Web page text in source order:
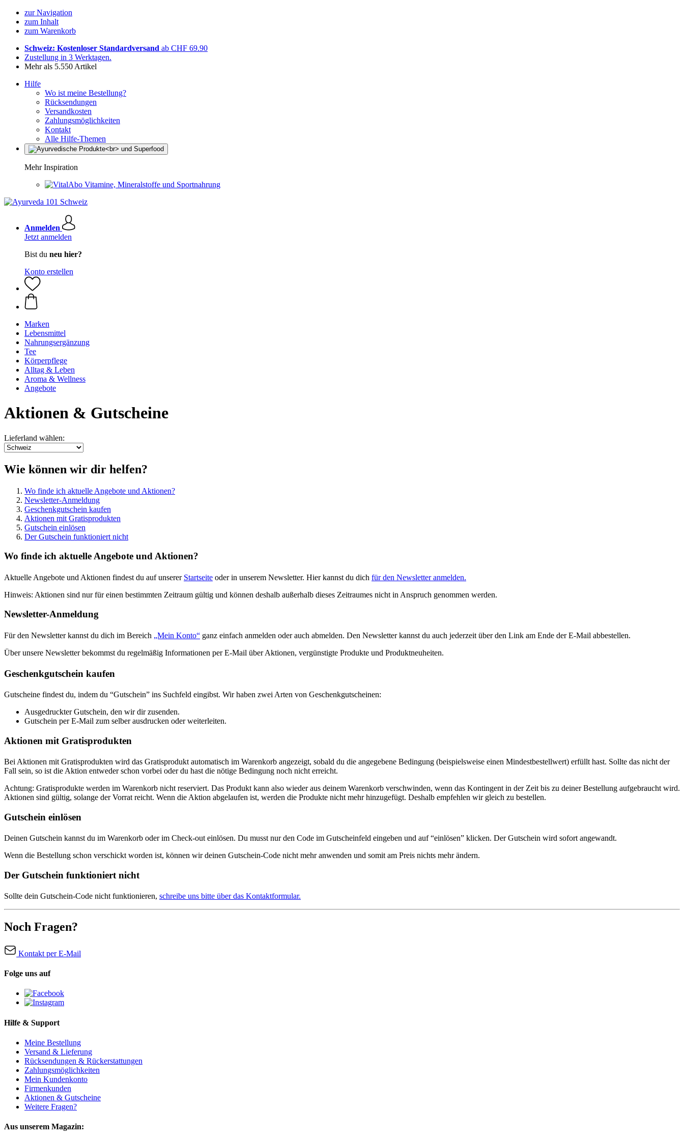
zur Navigation
zum Inhalt
zum Warenkorb
Schweiz: Kostenloser Standardversand ab CHF 69.90
Zustellung in 3 Werktagen.
Mehr als 5.550 Artikel
Hilfe
Wo ist meine Bestellung?
Rücksendungen
Versandkosten
Zahlungsmöglichkeiten
Kontakt
Alle Hilfe-Themen
Mehr Inspiration
Vitamine, Mineralstoffe und Sportnahrung
Anmelden
Jetzt anmelden
Bist du neu hier?
Konto erstellen
Marken
Lebensmittel
Nahrungsergänzung
Tee
Körperpflege
Alltag & Leben
Aroma & Wellness
Angebote
Aktionen & Gutscheine
Lieferland wählen:
Wie können wir dir helfen?
Wo finde ich aktuelle Angebote und Aktionen?
Newsletter-Anmeldung
Geschenkgutschein kaufen
Aktionen mit Gratisprodukten
Gutschein einlösen
Der Gutschein funktioniert nicht
Wo finde ich aktuelle Angebote und Aktionen?
Aktuelle Angebote und Aktionen findest du auf unserer Startseite oder in unserem Newsletter. Hier kannst du dich für den Newsletter anmelden.
Hinweis: Aktionen sind nur für einen bestimmten Zeitraum gültig und können deshalb außerhalb dieses Zeitraumes nicht in Anspruch genommen werden.
Newsletter-Anmeldung
Für den Newsletter kannst du dich im Bereich „Mein Konto“ ganz einfach anmelden oder auch abmelden. Den Newsletter kannst du auch jederzeit über den Link am Ende der E-Mail abbestellen.
Über unsere Newsletter bekommst du regelmäßig Informationen per E-Mail über Aktionen, vergünstigte Produkte und Produktneuheiten.
Geschenkgutschein kaufen
Gutscheine findest du, indem du “Gutschein” ins Suchfeld eingibst. Wir haben zwei Arten von Geschenkgutscheinen:
Ausgedruckter Gutschein, den wir dir zusenden.
Gutschein per E-Mail zum selber ausdrucken oder weiterleiten.
Aktionen mit Gratisprodukten
Bei Aktionen mit Gratisprodukten wird das Gratisprodukt automatisch im Warenkorb angezeigt, sobald du die angegebene Bedingung (beispielsweise einen Mindestbestellwert) erfüllt hast. Sollte das nicht der
Fall sein, so ist die Aktion entweder schon vorbei oder du hast die nötige Bedingung noch nicht erreicht.
Achtung: Gratisprodukte werden im Warenkorb nicht reserviert. Das Produkt kann also wieder aus deinem Warenkorb verschwinden, wenn das Kontingent in der Zeit bis zu deiner Bestellung aufgebraucht wird.
Aktionen sind gültig, solange der Vorrat reicht. Wenn die Aktion abgelaufen ist, werden die Produkte nicht mehr hinzugefügt. Deshalb empfehlen wir gleich zu bestellen.
Gutschein einlösen
Deinen Gutschein kannst du im Warenkorb oder im Check-out einlösen. Du musst nur den Code im Gutscheinfeld eingeben und auf “einlösen” klicken. Der Gutschein wird sofort angewandt.
Wenn die Bestellung schon verschickt worden ist, können wir deinen Gutschein-Code nicht mehr anwenden und somit am Preis nichts mehr ändern.
Der Gutschein funktioniert nicht
Sollte dein Gutschein-Code nicht funktionieren, schreibe uns bitte über das Kontaktformular.
Noch Fragen?
Kontakt per E-Mail
Folge uns auf
Hilfe & Support
Meine Bestellung
Versand & Lieferung
Rücksendungen & Rückerstattungen
Zahlungsmöglichkeiten
Mein Kundenkonto
Firmenkunden
Aktionen & Gutscheine
Weitere Fragen?
Aus unserem Magazin: